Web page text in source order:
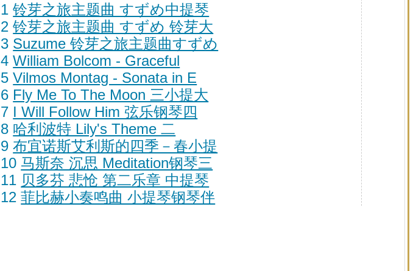
1 铃芽之旅主题曲 すずめ中提琴
2 铃芽之旅主题曲 すずめ 铃芽大
3 Suzume 铃芽之旅主题曲すずめ
4 William Bolcom - Graceful
5 Vilmos Montag - Sonata in E
6 Fly Me To The Moon 三小提大
7 I Will Follow Him 弦乐钢琴四
8 哈利波特 Lily's Theme 二
9 布宜诺斯艾利斯的四季－春小提
10 马斯奈 沉思 Meditation钢琴三
11 贝多芬 悲怆 第二乐章 中提琴
12 菲比赫小奏鸣曲 小提琴钢琴伴